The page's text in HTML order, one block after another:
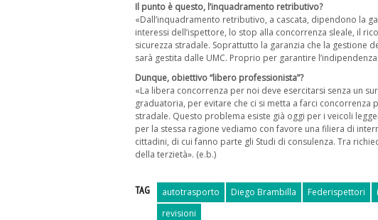
Il punto è questo, l’inquadramento retributivo?
«Dall’inquadramento retributivo, a cascata, dipendono la
interessi dell’ispettore, lo stop alla concorrenza sleale, il
sicurezza stradale. Soprattutto la garanzia che la
sarà gestita dalle UMC. Proprio per garantire
Dunque, obiettivo “libero professionista”?
«La libera concorrenza per noi deve esercitarsi senza un
graduatoria, per evitare che ci si metta a farci concorrenza
stradale. Questo problema esiste già oggi per i veicoli
per la stessa ragione vediamo con favore una filiera di
cittadini, di cui fanno parte gli Studi di consulenza. Tra
della terzietà». (e.b.)
TAG autotrasporto Diego Brambilla Federispettori
revisioni